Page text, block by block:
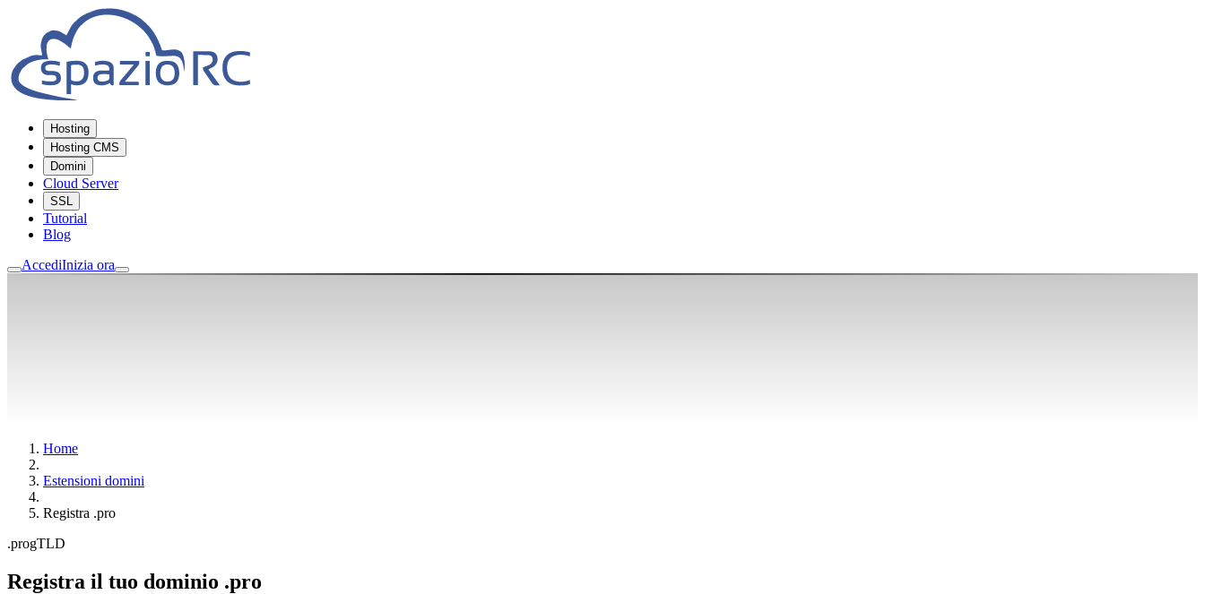
Hosting
Hosting CMS
Domini
Cloud Server
SSL
Tutorial
Blog
AccediInizia ora
Home
Estensioni domini
Registra .pro
.progTLD
Registra il tuo dominio .pro